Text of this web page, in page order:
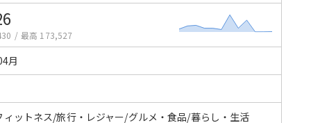
/ 最高 173,527
月
ィットネス/旅行・レジャー/グルメ・食品/暮らし・生活